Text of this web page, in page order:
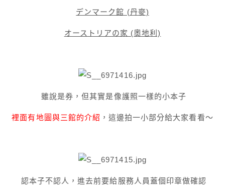
デンマーク館 (丹麥)
オーストリアの家 (奧地利)
雖說是券，但其實是像護照一樣的小本子
裡面有地圖與三館的介紹 ，這邊拍一小部分給大家看看～
認本子不認人，進去前要給服務人員蓋個印章做確認